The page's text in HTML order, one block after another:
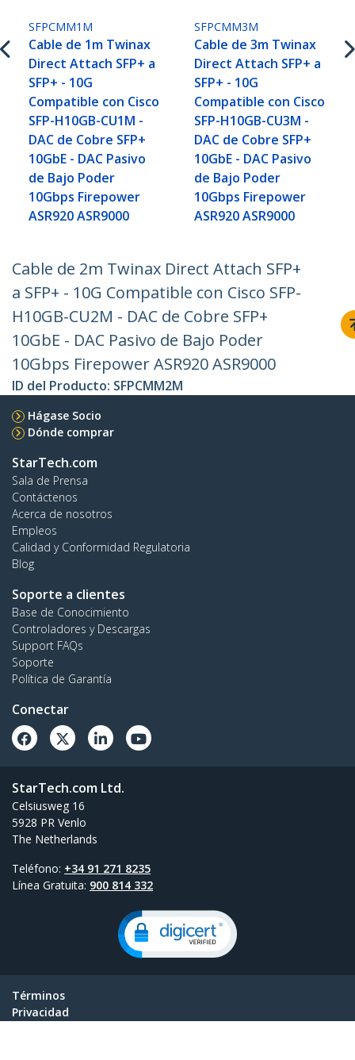
SFPCMM1M
Cable de 1m Twinax
Direct Attach SFP+ a
SFP+ - 10G
Compatible con Cisco
SFP-H10GB-CU1M -
DAC de Cobre SFP+
10GbE - DAC Pasivo
de Bajo Poder
10Gbps Firepower
ASR920 ASR9000
SFPCMM3M
Cable de 3m Twinax
Direct Attach SFP+ a
SFP+ - 10G
Compatible con Cisco
SFP-H10GB-CU3M -
DAC de Cobre SFP+
10GbE - DAC Pasivo
de Bajo Poder
10Gbps Firepower
ASR920 ASR9000
Cable de 2m Twinax Direct Attach SFP+
a SFP+ - 10G Compatible con Cisco SFP-
H10GB-CU2M - DAC de Cobre SFP+
10GbE - DAC Pasivo de Bajo Poder
10Gbps Firepower ASR920 ASR9000
ID del Producto: SFPCMM2M
Hágase Socio
Dónde comprar
StarTech.com
Sala de Prensa
Contáctenos
Acerca de nosotros
Empleos
Calidad y Conformidad Regulatoria
Blog
Soporte a clientes
Base de Conocimiento
Controladores y Descargas
Support FAQs
Soporte
Política de Garantía
Conectar
StarTech.com Ltd.
Celsiusweg 16
5928 PR Venlo
The Netherlands
Teléfono: +34 91 271 8235
Línea Gratuita: 900 814 332
Términos
Privacidad